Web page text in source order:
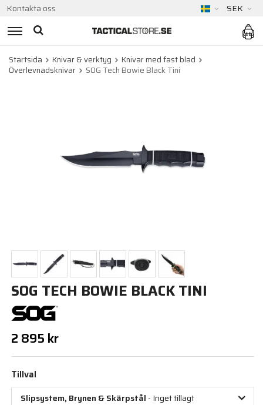
Kontakta oss SEK
Startsida Knivar & verktyg
Knivar med fast blad
Överlevnadsknivar
SOG Tech Bowie Black Tini
SOG TECH BOWIE BLACK TINI
2 895 kr
Tillval
Slipsystem, Brynen & Skärpstål - Inget tillagt